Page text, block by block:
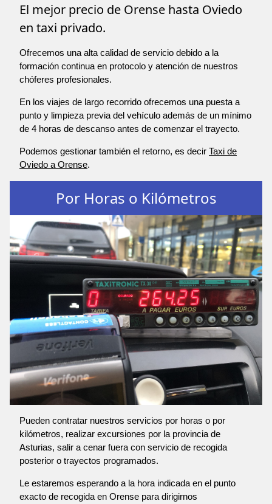
El mejor precio de Orense hasta Oviedo
en taxi privado.
Ofrecemos una alta calidad de servicio debido a la
formación continua en protocolo y atención de nuestros
chóferes profesionales.
En los viajes de largo recorrido ofrecemos una puesta a
punto y limpieza previa del vehículo además de un mínimo
de 4 horas de descanso antes de comenzar el trayecto.
Podemos gestionar también el retorno, es decir Taxi de
Oviedo a Orense.
Por Horas o Kilómetros
Pueden contratar nuestros servicios por horas o por
kilómetros, realizar excursiones por la provincia de
Asturias, salir a cenar fuera con servicio de recogida
posterior o trayectos programados.
Le estaremos esperando a la hora indicada en el punto
exacto de recogida en Orense para dirigirnos